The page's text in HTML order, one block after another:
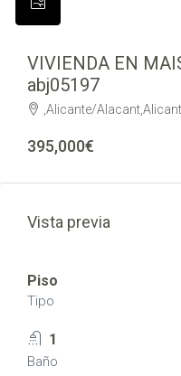
VIVIENDA EN
abj05197
,Alicante/
395,000€
Vista previa
Piso
Tipo
1
Baño